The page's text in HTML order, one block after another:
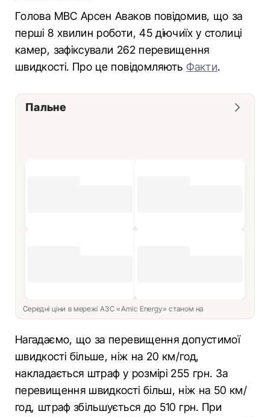
Голова МВС Арсен Аваков повідомив, що за
перші 8 хвилин роботи, 45 діючиїх у столиці
камер, зафіксували 262 перевищення
швидкості. Про це повідомляютьФакти.
Пальне
Середні ціни в мережі АЗС «Amic Energy» станом на
Нагадаємо, що за перевищення допустимої
швидкості більше, ніж на 20 км/год,
накладається штраф у розмірі 255 грн. За
перевищення швидкості більш, ніж на 50 км/
год, штраф збільшується до 510 грн. При